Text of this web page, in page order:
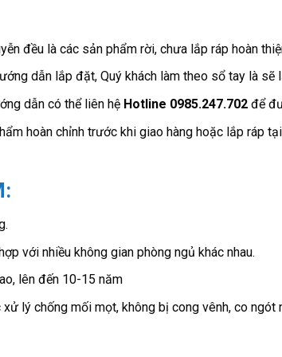
đều là các sản phẩm rời, chưa lắp ráp hoàn
dẫn lắp đặt, Quý khách làm theo sổ tay là sẽ
dẫn có thể liên hệ Hotline 0985.247.702để
hoàn chỉnh trước khi giao hàng hoặc lắp ráp
với nhiều không gian phòng ngủ khác nhau.
lên đến 10-15 năm
lý chống mối mọt, không bị cong vênh, co ngót